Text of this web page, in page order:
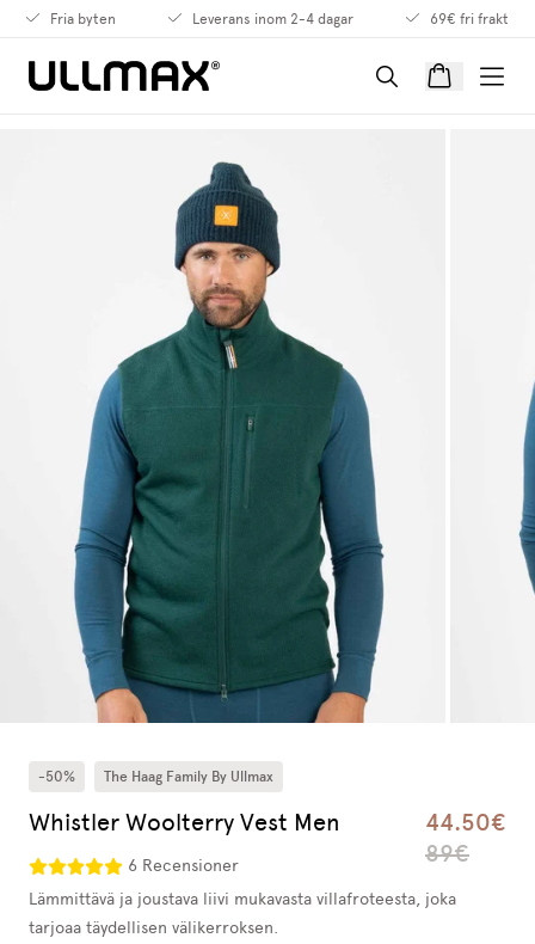
Fria byten Leverans inom 2-4 dagar 69€ fri frakt
-50% The Haag Family By Ullmax
Whistler Woolterry Vest Men
44.50€
89€
6 Recensioner
Lämmittävä ja joustava liivi mukavasta villafroteesta, joka
tarjoaa täydellisen välikerroksen.